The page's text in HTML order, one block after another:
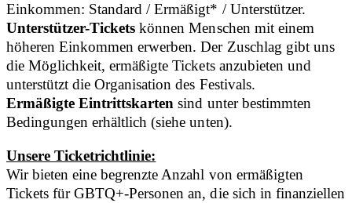
Einkommen: Standard / Ermäßigt* / Unterstützer.
Unterstützer-Tickets können Menschen mit einem
höheren Einkommen erwerben. Der Zuschlag gibt uns
die Möglichkeit, ermäßigte Tickets anzubieten und
unterstützt die Organisation des Festivals.
Ermäßigte Eintrittskarten sind unter bestimmten
Bedingungen erhältlich (siehe unten).
Unsere Ticketrichtlinie:
Wir bieten eine begrenzte Anzahl von ermäßigten
Tickets für GBTQ+-Personen an, die sich in finanziellen